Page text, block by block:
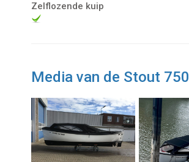
Zelflozende kuip
Media van de Stout 750